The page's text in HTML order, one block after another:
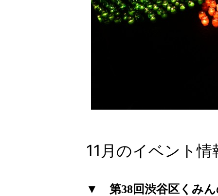
11月のイベン
▼ 第38回渋谷区くみ